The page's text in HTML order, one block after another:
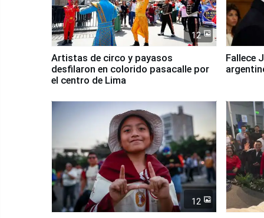
12
Artistas de circo y payasos
desfilaron en colorido pasacalle por
el centro de Lima
Fallece
12